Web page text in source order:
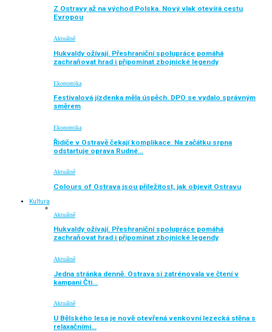
Z Ostravy až na východ Polska. Nový vlak otevírá cestu
Evropou
Aktuálně
Hukvaldy ožívají. Přeshraniční spolupráce pomáhá
zachraňovat hrad i připomínat zbojnické legendy
Ekonomika
Festivalová jízdenka měla úspěch. DPO se vydalo správným
směrem
Ekonomika
Řidiče v Ostravě čekají komplikace. Na začátku srpna
odstartuje oprava Rudné…
Aktuálně
Colours of Ostrava jsou příležitost, jak objevit Ostravu
Kultura
Aktuálně
Hukvaldy ožívají. Přeshraniční spolupráce pomáhá
zachraňovat hrad i připomínat zbojnické legendy
Aktuálně
Jedna stránka denně. Ostrava si zatrénovala ve čtení v
kampani Čti…
Aktuálně
U Bělského lesa je nově otevřená venkovní lezecká stěna s
relaxačními…